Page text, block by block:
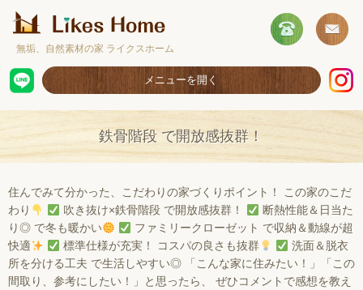
無垢、自然素材の家 ライクスホーム
メニューを開く
ホーム
コンセプト
取扱商品
お客様の声
ショールームのご案内
鉄骨階段 で開放感抜群！
住んでみて分かった、こだわりの家づくりポイント！ この家のこだ
わり
吹き抜け×鉄骨階段 で開放感抜群！
断熱性能＆日当た
り◎ で冬も暖かい
ファミリークローゼット で収納＆動線が超
快適
標準仕様が充実！ コスパの良さも抜群
洗面＆脱衣
所を分ける工夫 で生活しやすい◎ 「こんな家に住みたい！」「この
間取り、参考にしたい！」と思ったら、 ぜひコメントで感想を教え